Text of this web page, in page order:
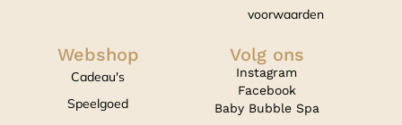
voorwaarden
Webshop
Cadeau's
Speelgoed
Volg ons
Instagram
Facebook
Baby Bubble Spa